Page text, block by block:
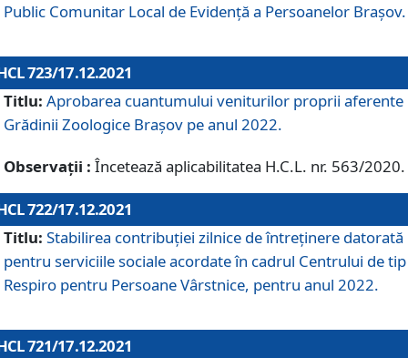
Public Comunitar Local de Evidență a Persoanelor Braşov.
723/17.12.2021
Titlu: Aprobarea cuantumului veniturilor proprii aferente
Grădinii Zoologice Braşov pe anul 2022.
Observații : Încetează aplicabilitatea H.C.L. nr. 563/2020.
722/17.12.2021
Titlu: Stabilirea contribuţiei zilnice de întreținere datorată
pentru serviciile sociale acordate în cadrul Centrului de tip
Respiro pentru Persoane Vârstnice, pentru anul 2022.
721/17.12.2021